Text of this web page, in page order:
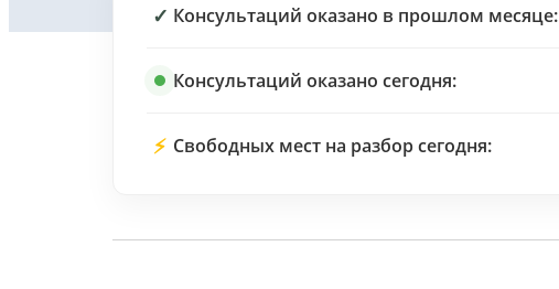
✓ Консультаций оказано в прошлом месяце:
Консультаций оказано сегодня:
⚡ Свободных мест на разбор сегодня: